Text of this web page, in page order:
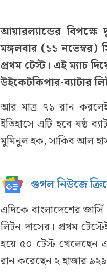
আয়ারল্যান্ডের
মঙ্গলবার (১১ নভেম্বর)
প্রথম টেস্ট। এই ম্যাচ
উইকেটকিপার-ব্যাটার
আর মাত্র ৭১ রান করলেই
ইতিহাসে এটি হবে ষষ্ঠ
মুমিনুল হক, সাকিব আল
গুগল নিউজে
এদিকে বাংলাদেশের
লিটন দাসের। প্রথম
হয়ে ৫০ টেস্ট খেলেছেন
রান করেছেন ২ হাজার